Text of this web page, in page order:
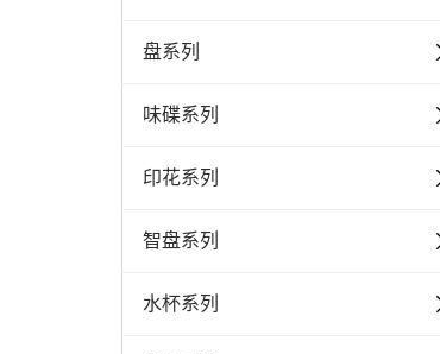
盘系列
味碟系列
印花系列
智盘系列
水杯系列